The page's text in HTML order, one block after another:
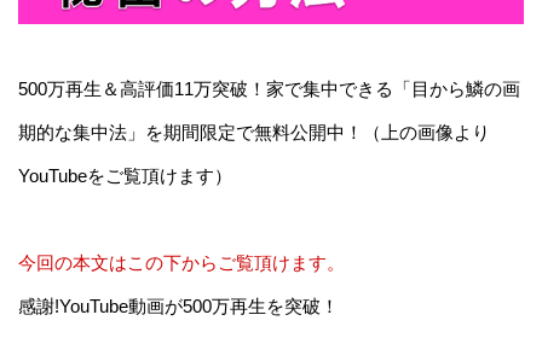
500万再生＆高評価11万突破！家で集中できる「目から鱗の画
期的な集中法」を期間限定で無料公開中！（上の画像より
YouTubeをご覧頂けます）
今回の本文はこの下からご覧頂けます。
感謝!YouTube動画が500万再生を突破！